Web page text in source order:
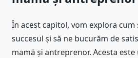
În acest capitol, vom explora cum
succesul și să ne bucurăm de
mamă și antreprenor. Acesta